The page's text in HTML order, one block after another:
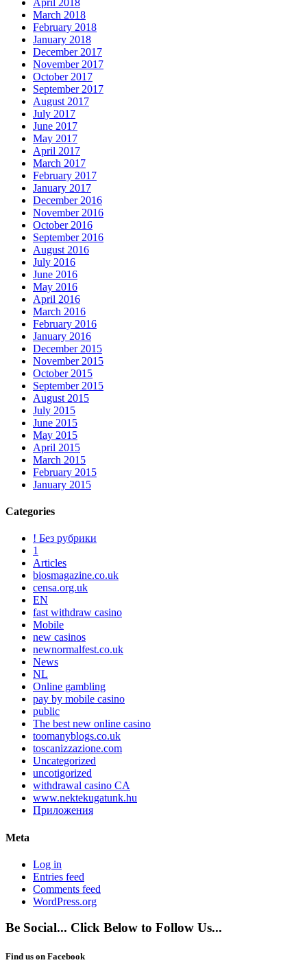
March 2018
February 2018
January 2018
December 2017
November 2017
October 2017
September 2017
August 2017
July 2017
June 2017
May 2017
April 2017
March 2017
February 2017
January 2017
December 2016
November 2016
October 2016
September 2016
August 2016
July 2016
June 2016
May 2016
April 2016
March 2016
February 2016
January 2016
December 2015
November 2015
October 2015
September 2015
August 2015
July 2015
June 2015
May 2015
April 2015
March 2015
February 2015
January 2015
Categories
! Без рубрики
1
Articles
biosmagazine.co.uk
censa.org.uk
EN
fast withdraw casino
Mobile
new casinos
newnormalfest.co.uk
News
NL
Online gambling
pay by mobile casino
public
The best new online casino
toomanyblogs.co.uk
toscanizzazione.com
Uncategorized
uncotigorized
withdrawal casino CA
www.nektekugatunk.hu
Приложения
Meta
Log in
Entries feed
Comments feed
WordPress.org
Be Social... Click Below to Follow Us...
Find us on Facebook